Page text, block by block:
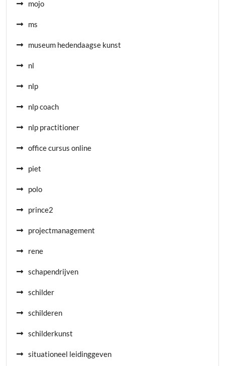
mojo
ms
museum hedendaagse kunst
nl
nlp
nlp coach
nlp practitioner
office cursus online
piet
polo
prince2
projectmanagement
rene
schapendrijven
schilder
schilderen
schilderkunst
situationeel leidinggeven